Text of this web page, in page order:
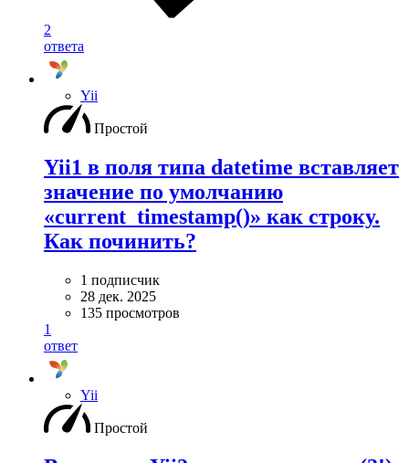
2
ответа
Yii
Простой
Yii1 в поля типа datetime вставляет
значение по умолчанию
«current_timestamp()» как строку.
Как починить?
1 подписчик
28 дек. 2025
135 просмотров
1
ответ
Yii
Простой